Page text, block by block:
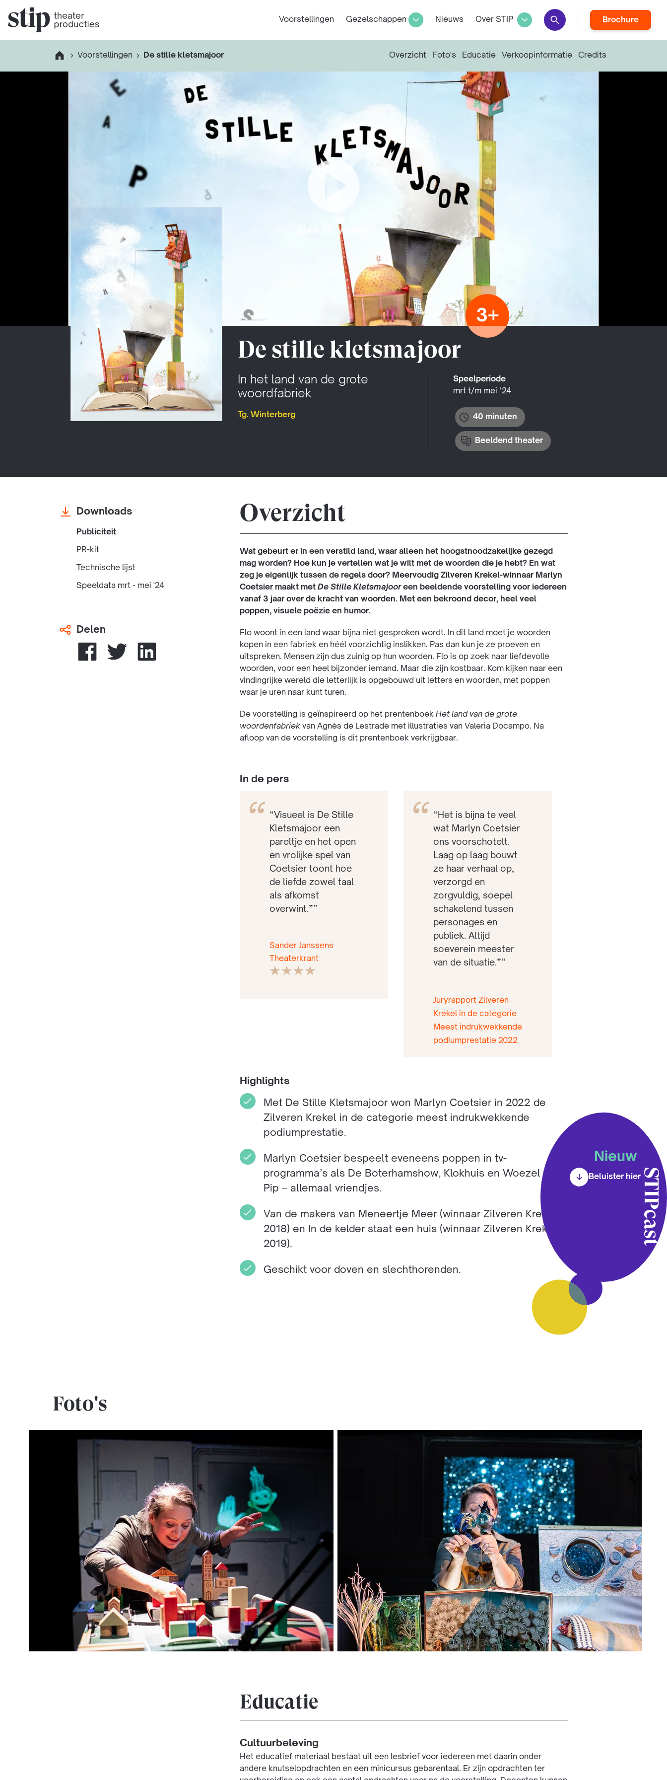
Voorstellingen Gezelschappen Nieuws Over STIP Brochure
Voorstellingen De stille kletsmajoor Overzicht Foto's Educatie Verkoopinformatie Credits
Bekijk video
3+
De stille kletsmajoor
In het land van de grote
woordfabriek
Tg. Winterberg
Speelperiode
mrt t/m mei ‘24
40 minuten
Beeldend theater
Downloads
Publiciteit
PR-kit
Technische lijst
Speeldata mrt - mei '24
Delen
Overzicht
Wat gebeurt er in een verstild land, waar alleen het hoogstnoodzakelijke gezegd
mag worden? Hoe kun je vertellen wat je wilt met de woorden die je hebt? En wat
zeg je eigenlijk tussen de regels door? Meervoudig Zilveren Krekel-winnaar Marlyn
Coetsier maakt met De Stille Kletsmajoor een beeldende voorstelling voor iedereen
vanaf 3 jaar over de kracht van woorden. Met een bekroond decor, heel veel
poppen, visuele poëzie en humor.
Flo woont in een land waar bijna niet gesproken wordt. In dit land moet je woorden
kopen in een fabriek en héél voorzichtig inslikken. Pas dan kun je ze proeven en
uitspreken. Mensen zijn dus zuinig op hun woorden. Flo is op zoek naar liefdevolle
woorden, voor een heel bijzonder iemand. Maar die zijn kostbaar. Kom kijken naar een
vindingrijke wereld die letterlijk is opgebouwd uit letters en woorden, met poppen
waar je uren naar kunt turen.
De voorstelling is geïnspireerd op het prentenboekHet land van de grote
woordenfabriek van Agnès de Lestrade met illustraties van Valeria Docampo. Na
afloop van de voorstelling is dit prentenboek verkrijgbaar.
In de pers
“Visueel is De Stille
Kletsmajoor een
pareltje en het open
en vrolijke spel van
Coetsier toont hoe
de liefde zowel taal
als afkomst
overwint.””
Sander Janssens
Theaterkrant
“Het is bijna te veel
wat Marlyn Coetsier
ons voorschotelt.
Laag op laag bouwt
ze haar verhaal op,
verzorgd en
zorgvuldig, soepel
schakelend tussen
personages en
publiek. Altijd
soeverein meester
van de situatie.””
Juryrapport Zilveren
Krekel in de categorie
Meest indrukwekkende
podiumprestatie 2022
Highlights
Met De Stille Kletsmajoor won Marlyn Coetsier in 2022 de
Zilveren Krekel in de categorie meest indrukwekkende
podiumprestatie.
Marlyn Coetsier bespeelt eveneens poppen in tv-
programma’s als De Boterhamshow, Klokhuis en Woezel &
Pip – allemaal vriendjes.
Van de makers van Meneertje Meer (winnaar Zilveren Krekel
2018) en In de kelder staat een huis (winnaar Zilveren Krekel
2019).
Geschikt voor doven en slechthorenden.
Foto's
Educatie
Cultuurbeleving
Het educatief materiaal bestaat uit een lesbrief voor iedereen met daarin onder
andere knutselopdrachten en een minicursus gebarentaal. Er zijn opdrachten ter
Nieuw
STIPcast
Beluister hier